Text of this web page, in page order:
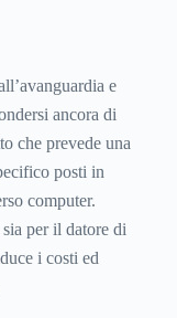
e
ancora di
che prevede una
posti in
computer.
per il datore di
i costi ed